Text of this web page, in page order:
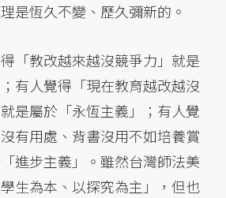
是恆久不變、歷久彌新的。
「教改越來越沒競爭力」就是
有人覺得「現在教育越改越沒
是屬於「永恆主義」；有人覺
有用處、背書沒用不如培養賞
進步主義」。雖然台灣師法美
生為本、以探究為主」，但也